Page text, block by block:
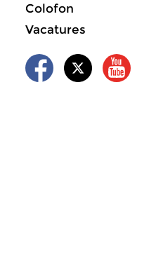
Colofon
Vacatures